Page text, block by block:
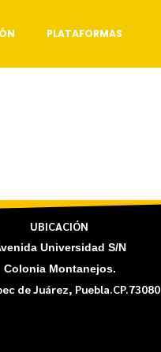
PLATAFORMAS
UBICACIÓN
Universidad S/N
Colonia Montanejos.
de Juárez, Puebla.CP.73080